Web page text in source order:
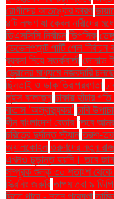
রোগীদের আতঙ্কের কারণ
৪টি লক্ষণ যা কেবল নারীদের
ডিএসসিসি নির্বাচন ডিপসিক ডেঙ্গু
ডেভেলপমেন্ট পার্টি পেল
ব্যবসা নিয়ে সতর্কবার্তা ডোনাল্ড
ড্রোনের মাধ্যমে নজরদারি চলছে
ছিনতাই ও ডাকাতির প্রবণতা
লুইস বলেছেন ঢাকায় হাঁটার
বাতাস ‘অস্বাস্থ্যকর’ ঢাবি
হীন বাংলাদেশ বেতার” তবে
চরিত্রে দুর্দান্ত স্ট্যান তরুণ-
অ্যালকোহল তরুণদের নতুন
এখনও চূড়ান্ত হয়নি। তবে
সম্পূরক শুল্ক ৩০ শতাংশ থেকে
স্ক্রিনিং জরুরি তাপমাত্রা ৯
দিতে পারে - নতুন গবেষণা